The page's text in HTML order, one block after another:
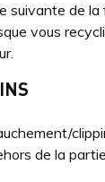
suivante de
vous
de la partie